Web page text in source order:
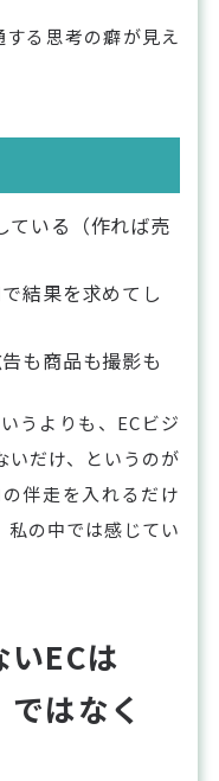
る思考の癖が見え
ている（作れば売
結果を求めてし
も商品も撮影も
うよりも、ECビジ
いだけ、というのが
伴走を入れるだけ
私の中では感じてい
ECは
ではなく